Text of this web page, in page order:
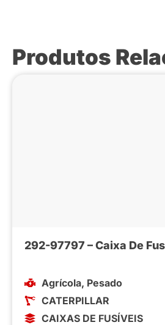
Produtos
292-97797 – Caixa De
Agrícola, Pesado
CATERPILLAR
CAIXAS DE FUSÍVEIS